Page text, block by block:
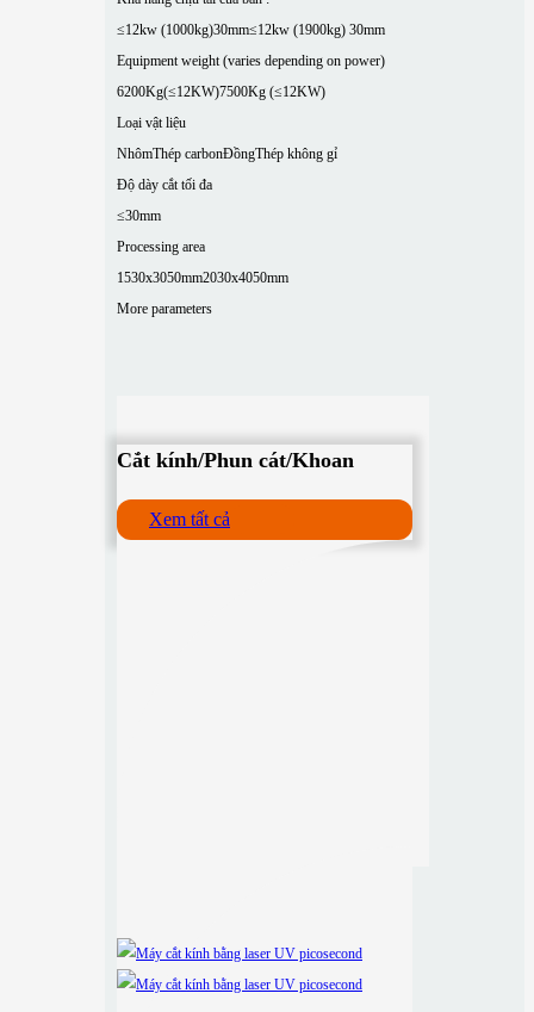
≤12kw (1000kg)30mm≤12kw (1900kg) 30mm
Equipment weight (varies depending on power)
6200Kg(≤12KW)7500Kg (≤12KW)
Loại vật liệu
NhômThép carbonĐồngThép không gỉ
Độ dày cắt tối đa
≤30mm
Processing area
1530x3050mm2030x4050mm
More parameters
Cắt kính/Phun cát/Khoan
Xem tất cả